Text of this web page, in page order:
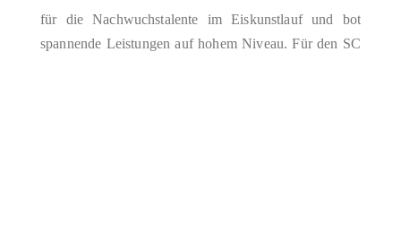
für die Nachwuchstalente im Eiskunstlauf und bot
spannende Leistungen auf hohem Niveau. Für den SC